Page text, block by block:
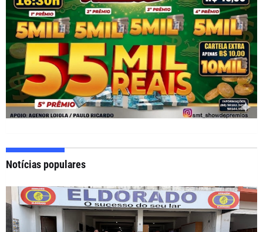
Notícias populares